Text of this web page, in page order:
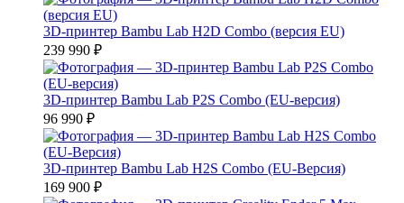
3D-принтер Bambu Lab H2D Combo (версия EU)
239 990 ₽
3D-принтер Bambu Lab P2S Combo (EU-версия)
96 990 ₽
3D-принтер Bambu Lab H2S Combo (EU-Версия)
169 900 ₽